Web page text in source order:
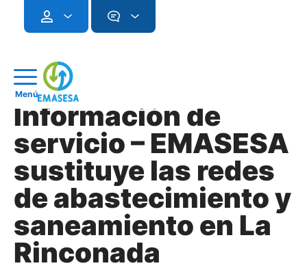
Menú
Información de
servicio – EMASESA
sustituye las redes
de abastecimiento y
saneamiento en La
Rinconada